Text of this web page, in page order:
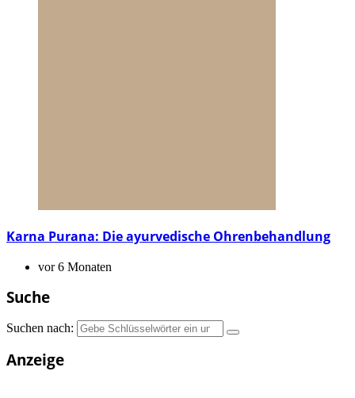
Karna Purana: Die ayurvedische Ohrenbehandlung
vor 6 Monaten
Suche
Suchen nach:
Anzeige